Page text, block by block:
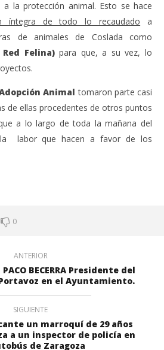
a la protección animal. Esto se hace
íntegra de todo lo recaudado a
de animales de Coslada como
Felina)para que, a su vez, lo
Animal tomaron parte casi
de ellas procedentes de otros puntos
a lo largo de toda la mañana del
labor que hacen a favor de los
0
ANTERIOR
BECERRA Presidente del
Portavoz en el Ayuntamiento.
SIGUIENTE
un marroquí de 29 años
a un inspector de policía en
de Zaragoza